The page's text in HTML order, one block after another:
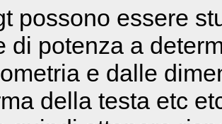
possono essere
di potenza a
e dalle
della testa etc